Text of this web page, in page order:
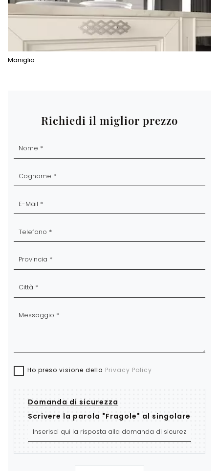
Maniglia
Richiedi il miglior prezzo
Ho preso visione della Privacy Policy
Domanda di sicurezza
Scrivere la parola "Fragole" al singolare